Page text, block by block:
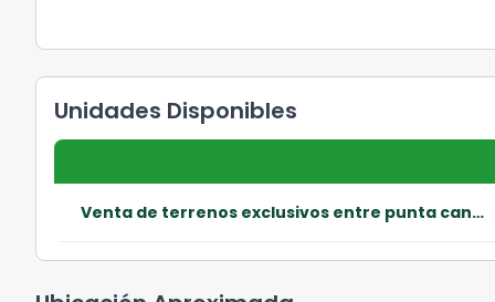
Unidades Disponibles
Venta de terrenos exclusivos entre punta cana y bávaro